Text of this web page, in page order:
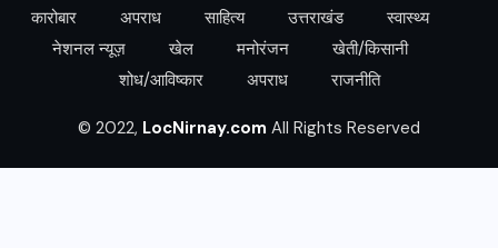
कारोबार
अपराध साहित्य उत्तराखंड
स्वास्थ्य
नेशनल न्यूज़
खेल मनोरंजन
खेती/किसानी
शोध/आविष्कार
अपराध राजनीति
© 2022, LocNirnay.com All Rights Reserved